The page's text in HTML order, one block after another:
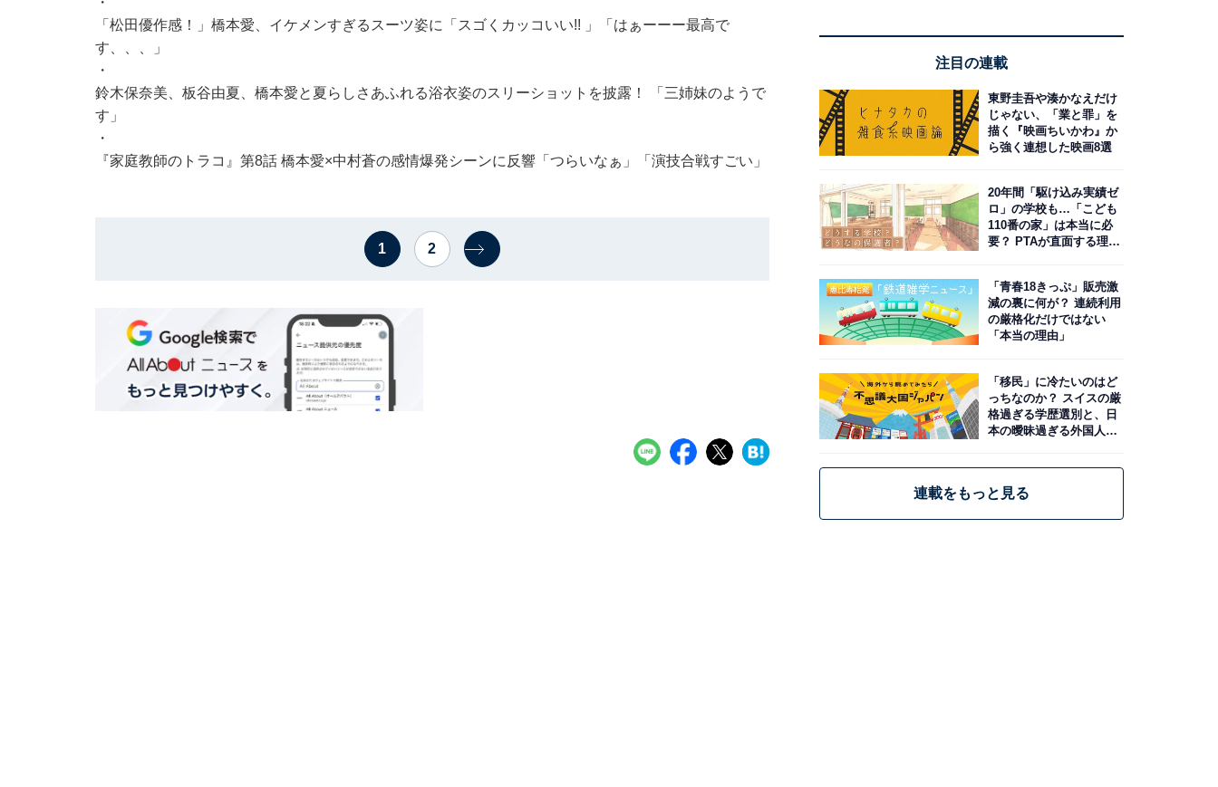
「松田優作感！」橋本愛、イケメンすぎるスーツ姿に「スゴくカッコいい!! 」「はぁーーー最高で
す、、、」
・
鈴木保奈美、板谷由夏、橋本愛と夏らしさあふれる浴衣姿のスリーショットを披露！ 「三姉妹のようで
す」
・
『家庭教師のトラコ』第8話 橋本愛×中村蒼の感情爆発シーンに反響「つらいなぁ」「演技合戦すごい」
1 2
注目の連載
東野圭吾や湊かなえだけ
じゃない、「業と罪」を
描く『映画ちいかわ』か
ら強く連想した映画8選
20年間「駆け込み実績ゼ
ロ」の学校も…「こども
110番の家」は本当に必
要？ PTAが直面する理想
「青春18きっぷ」販売激
減の裏に何が？ 連続利用
の厳格化だけではない
「本当の理由」
「移民」に冷たいのはど
っちなのか？ スイスの厳
格過ぎる学歴選別と、日
本の曖昧過ぎる外国人政
連載をもっと見る